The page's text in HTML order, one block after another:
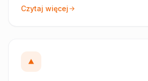
Czytaj więcej